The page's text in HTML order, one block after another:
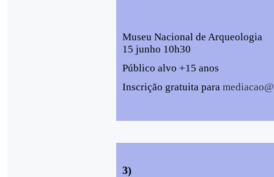
Museu Nacional de Arqueologia
15 junho 10h30
Público alvo +15 anos
Inscrição gratuita para
3)